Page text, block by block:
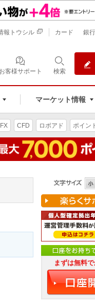
お客様サポート 検索
マーケット情報
報トウシル カード 銀行
FX CFD ロボアド ポイン
まずは無料